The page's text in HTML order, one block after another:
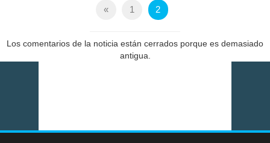
« 1 2
Los comentarios de la noticia están cerrados porque es demasiado
antigua.